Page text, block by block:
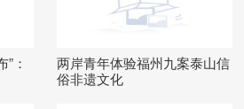
：
两岸青年体验福州九案泰山信
俗非遗文化